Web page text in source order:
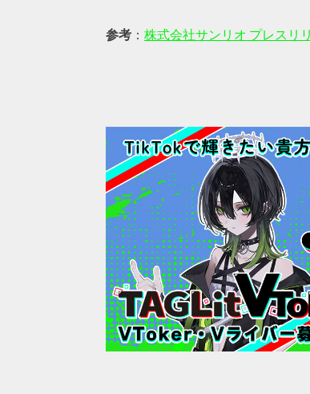
参考 ： 株式会社サンリオ プレスリ